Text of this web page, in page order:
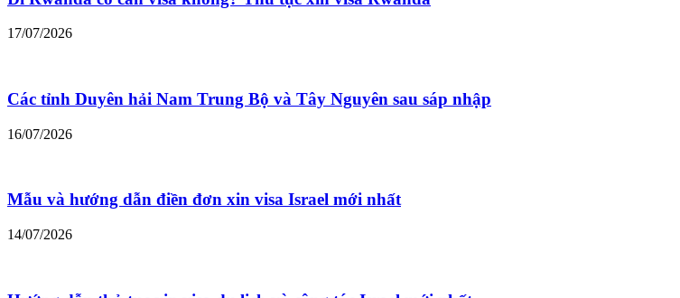
17/07/2026
Các tỉnh Duyên hải Nam Trung Bộ và Tây Nguyên sau sáp nhập
16/07/2026
Mẫu và hướng dẫn điền đơn xin visa Israel mới nhất
14/07/2026